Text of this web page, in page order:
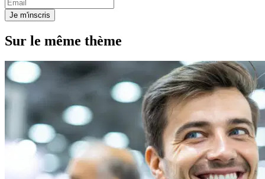
Je m'inscris
Sur le même thème